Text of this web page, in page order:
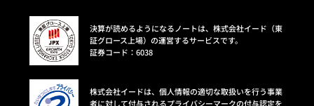
決算が読めるようになるノートは、株式会社イード（東
証グロース上場）の運営するサービスです。
証券コード：6038
株式会社イードは、個人情報の適切な取扱いを行う事業
者に対して付与されるプライバシーマークの付与認定を